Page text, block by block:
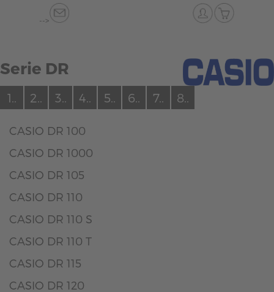
-->
Serie DR
1.. 2.. 3.. 4.. 5.. 6.. 7.. 8..
CASIO DR 100
CASIO DR 1000
CASIO DR 105
CASIO DR 110
CASIO DR 110 S
CASIO DR 110 T
CASIO DR 115
CASIO DR 120